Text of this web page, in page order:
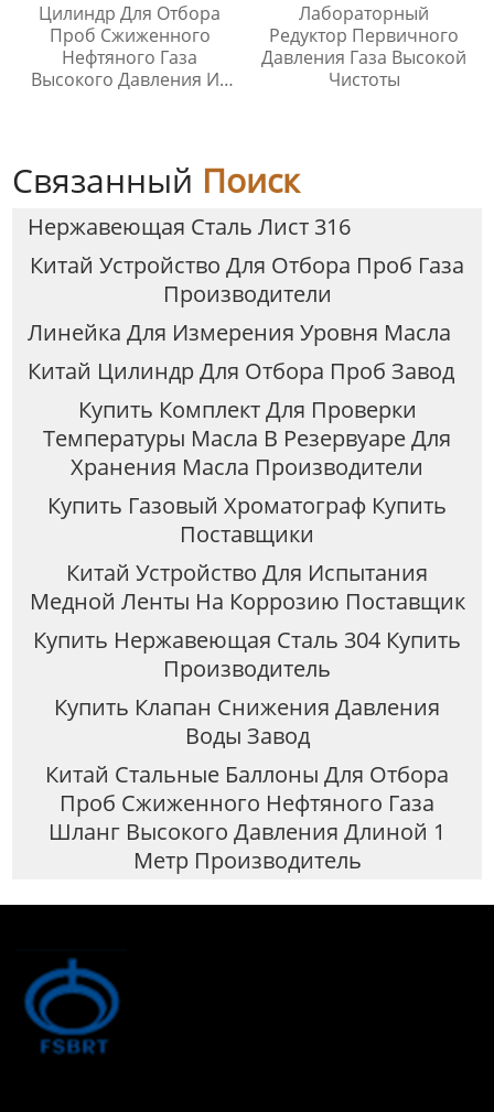
Цилиндр Для Отбора
Проб Сжиженного
Нефтяного Газа
Высокого Давления Из
Лабораторный
Редуктор Первичного
Давления Газа Высокой
Чистоты
Связанный Поиск
Нержавеющая Сталь Лист 316
Китай Устройство Для Отбора Проб Газа
Производители
Линейка Для Измерения Уровня Масла
Китай Цилиндр Для Отбора Проб Завод
Купить Комплект Для Проверки
Температуры Масла В Резервуаре Для
Хранения Масла Производители
Купить Газовый Хроматограф Купить
Поставщики
Китай Устройство Для Испытания
Медной Ленты На Коррозию Поставщик
Купить Нержавеющая Сталь 304 Купить
Производитель
Купить Клапан Снижения Давления
Воды Завод
Китай Стальные Баллоны Для Отбора
Проб Сжиженного Нефтяного Газа
Шланг Высокого Давления Длиной 1
Метр Производитель